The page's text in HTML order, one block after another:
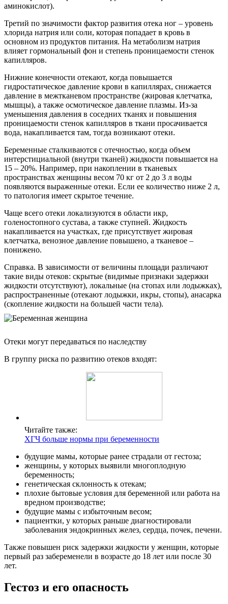
аминокислот).
Третий по значимости фактор развития отека ног – уровень
хлорида натрия или соли, которая попадает в кровь в
основном из продуктов питания. На метаболизм натрия
влияет гормональный фон и степень проницаемости стенок
капилляров.
Нижние конечности отекают, когда повышается
гидростатическое давление крови в капиллярах, снижается
давление в межтканевом пространстве (жировая клетчатка,
мышцы), а также осмотическое давление плазмы. Из-за
уменьшения давления в соседних тканях и повышения
проницаемости стенок капилляров в ткани просачивается
вода, накапливается там, тогда возникают отеки.
Беременные сталкиваются с отечностью, когда объем
интерстициальной (внутри тканей) жидкости повышается на
15 – 20%. Например, при накоплении в тканевых
пространствах женщины весом 70 кг от 2 до 3 л воды
появляются выраженные отеки. Если ее количество ниже 2 л,
то патология имеет скрытое течение.
Чаще всего отеки локализуются в области икр,
голеностопного сустава, а также ступней. Жидкость
накапливается на участках, где присутствует жировая
клетчатка, венозное давление повышено, а тканевое –
понижено.
Справка. В зависимости от величины площади различают
такие виды отеков: скрытые (видимые признаки задержки
жидкости отсутствуют), локальные (на стопах или лодыжках),
распространенные (отекают лодыжки, икры, стопы), анасарка
(скопление жидкости на большей части тела).
Отеки могут передаваться по наследству
В группу риска по развитию отеков входят:
Читайте также:
ХГЧ больше нормы при беременности
будущие мамы, которые ранее страдали от гестоза;
женщины, у которых выявили многоплодную
беременность;
генетическая склонность к отекам;
плохие бытовые условия для беременной или работа на
вредном производстве;
будущие мамы с избыточным весом;
пациентки, у которых раньше диагностировали
заболевания эндокринных желез, сердца, почек, печени.
Также повышен риск задержки жидкости у женщин, которые
первый раз забеременели в возрасте до 18 лет или после 30
лет.
Гестоз и его опасность